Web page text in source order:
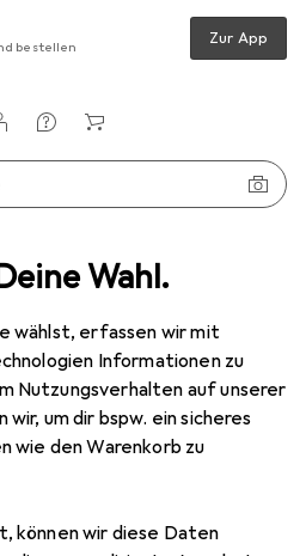
Wahl.
wählst, erfassen wir mit
Informationen zu
Nutzungsverhalten auf unserer
um dir bspw. ein sicheres
wie den Warenkorb zu
können wir diese Daten
bestellen Zur App
Dipos Displayschutzfolie Antireflex
6 Bilder
Antireflex